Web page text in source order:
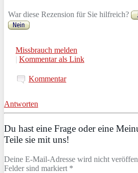
War diese Rezension für Sie hilfreich?
Missbrauch melden
| Kommentar als Link
Kommentar
Antworten
Du hast eine Frage oder eine
Teile sie mit uns!
Deine E-Mail-Adresse wird nicht
Felder sind markiert *